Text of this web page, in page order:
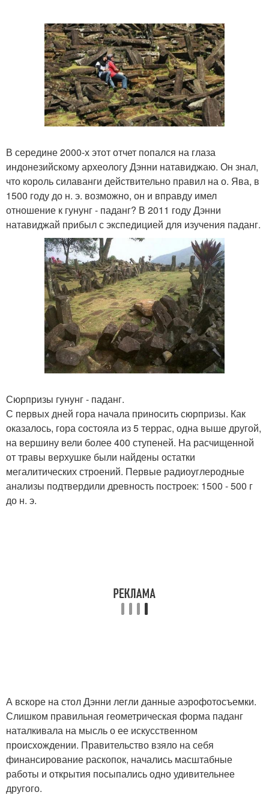
В середине 2000-х этот отчет попался на глаза
индонезийскому археологу Дэнни натавиджаю. Он знал,
что король силаванги действительно правил на о. Ява, в
1500 году до н. э. возможно, он и вправду имел
отношение к гунунг - паданг? В 2011 году Дэнни
натавиджай прибыл с экспедицией для изучения паданг.
Сюрпризы гунунг - паданг.
С первых дней гора начала приносить сюрпризы. Как
оказалось, гора состояла из 5 террас, одна выше другой,
на вершину вели более 400 ступеней. На расчищенной
от травы верхушке были найдены остатки
мегалитических строений. Первые радиоуглеродные
анализы подтвердили древность построек: 1500 - 500 г
до н. э.
А вскоре на стол Дэнни легли данные аэрофотосъемки.
Слишком правильная геометрическая форма паданг
наталкивала на мысль о ее искусственном
происхождении. Правительство взяло на себя
финансирование раскопок, начались масштабные
работы и открытия посыпались одно удивительнее
другого.